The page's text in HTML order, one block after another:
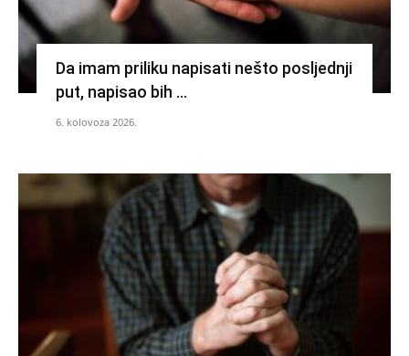
Da imam priliku napisati nešto posljednji
put, napisao bih …
6. kolovoza 2026.